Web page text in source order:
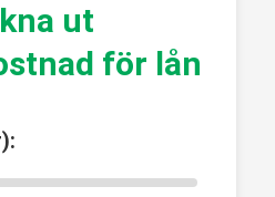
ut
för lån